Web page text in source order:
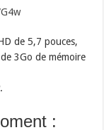
de 5,7 pouces,
3Go de mémoire
: